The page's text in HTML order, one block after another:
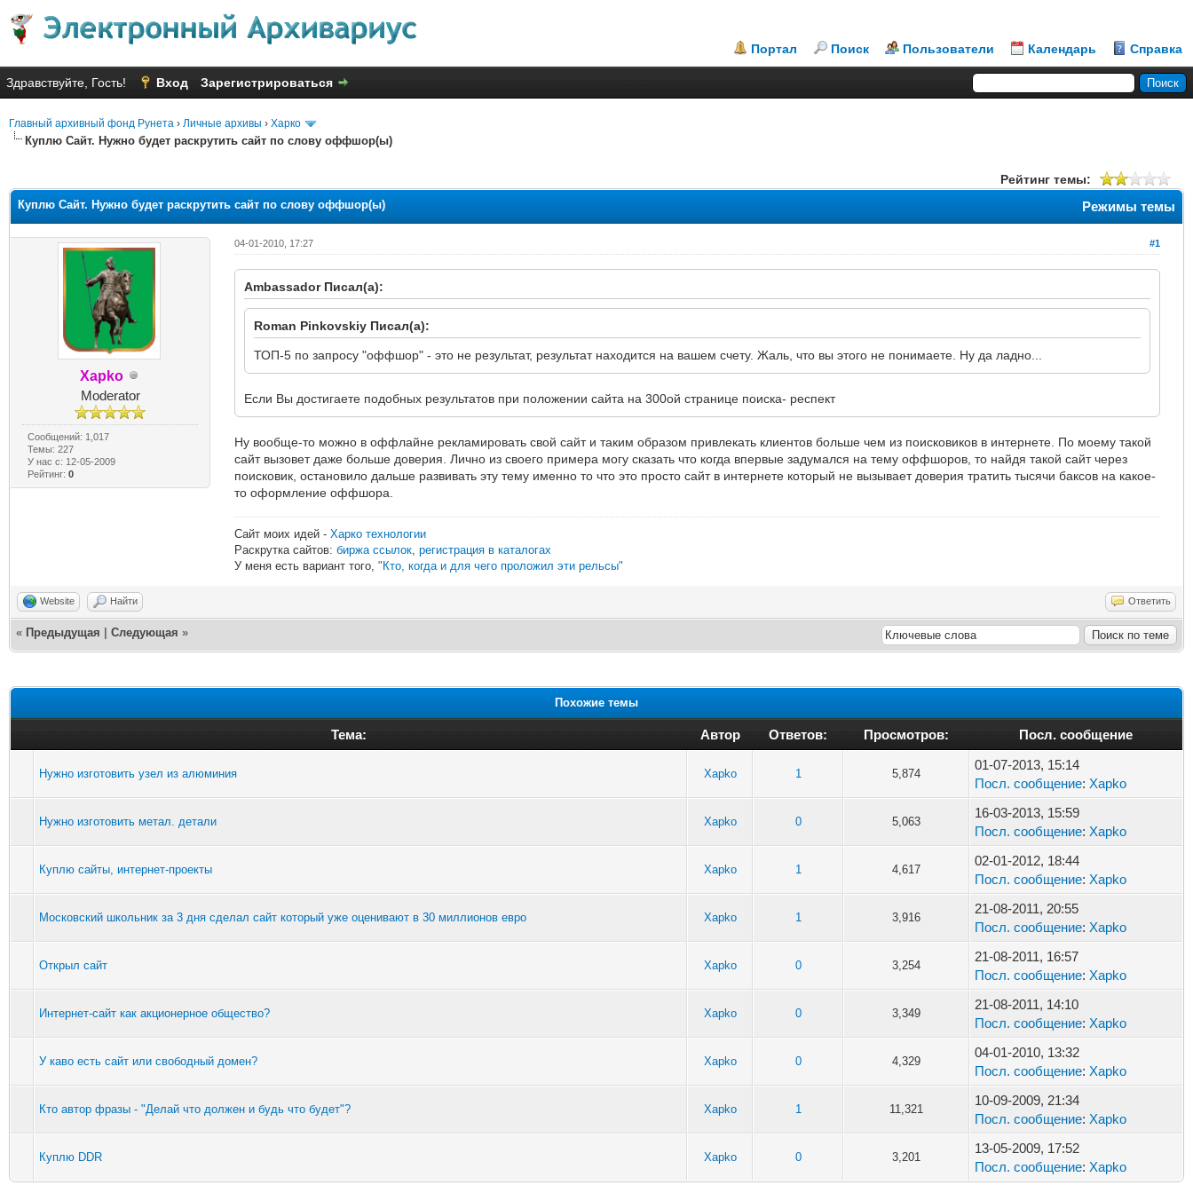
Портал Поиск Пользователи Календарь Справка
Здравствуйте, Гость! Вход Зарегистрироваться
Главный архивный фонд Рунета › Личные архивы › Харко
Куплю Сайт. Нужно будет раскрутить сайт по слову оффшор(ы)
Рейтинг темы:
Режимы темы
Куплю Сайт. Нужно будет раскрутить сайт по слову оффшор(ы)
Xapko
Moderator
Сообщений: 1,017
Темы: 227
У нас с: 12-05-2009
Рейтинг:0
#1
04-01-2010, 17:27
Ambassador Писал(а):
Roman Pinkovskiy Писал(а):
ТОП-5 по запросу "оффшор" - это не результат, результат находится на вашем счету. Жаль, что вы этого не понимаете. Ну да ладно...
Если Вы достигаете подобных результатов при положении сайта на 300ой странице поиска- респект
Ну вообще-то можно в оффлайне рекламировать свой сайт и таким образом привлекать клиентов больше чем из поисковиков в интернете. По моему такой
сайт вызовет даже больше доверия. Лично из своего примера могу сказать что когда впервые задумался на тему оффшоров, то найдя такой сайт через
поисковик, остановило дальше развивать эту тему именно то что это просто сайт в интернете который не вызывает доверия тратить тысячи баксов на какое-
то оформление оффшора.
Сайт моих идей - Харко технологии
Раскрутка сайтов: биржа ссылок, регистрация в каталогах
У меня есть вариант того, "Кто, когда и для чего проложил эти рельсы"
Website Найти Ответить
« Предыдущая Следующая »
Похожие темы
Тема: Автор Ответов: Просмотров: Посл. сообщение
Нужно изготовить узел из алюминия Xapko 1 5,874
01-07-2013, 15:14
Посл. сообщение: Xapko
Нужно изготовить метал. детали Xapko 0 5,063
16-03-2013, 15:59
Посл. сообщение: Xapko
Куплю сайты, интернет-проекты Xapko 1 4,617
02-01-2012, 18:44
Посл. сообщение: Xapko
Московский школьник за 3 дня сделал сайт который уже оценивают в 30 миллионов евро Xapko 1 3,916
21-08-2011, 20:55
Посл. сообщение: Xapko
Открыл сайт Xapko 0 3,254
21-08-2011, 16:57
Посл. сообщение: Xapko
Интернет-сайт как акционерное общество? Xapko 0 3,349
21-08-2011, 14:10
Посл. сообщение: Xapko
У каво есть сайт или свободный домен? Xapko 0 4,329
04-01-2010, 13:32
Посл. сообщение: Xapko
Кто автор фразы - "Делай что должен и будь что будет"? Xapko 1 11,321
10-09-2009, 21:34
Посл. сообщение: Xapko
Куплю DDR Xapko 0 3,201
13-05-2009, 17:52
Посл. сообщение: Xapko